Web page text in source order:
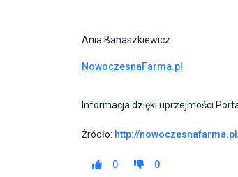
Ania Banaszkiewicz
NowoczesnaFarma.pl
Informacja dzięki uprzejmości
Żródło: http://
0 0